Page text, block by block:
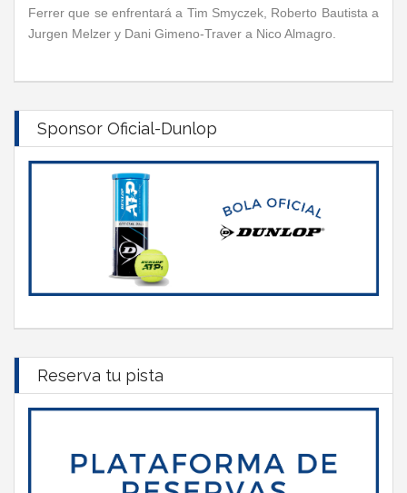
Ferrer que se enfrentará a Tim Smyczek, Roberto Bautista a
Jurgen Melzer y Dani Gimeno-Traver a Nico Almagro.
Sponsor Oficial-Dunlop
Reserva tu pista